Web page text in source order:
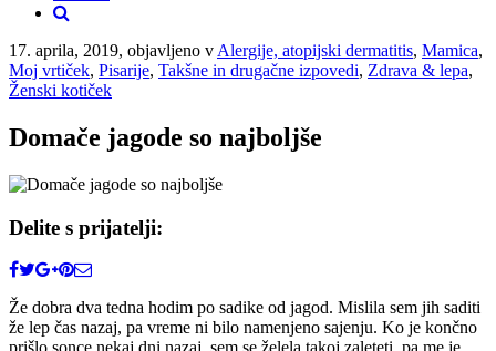
17. aprila, 2019, objavljeno v Alergije, atopijski dermatitis, Mamica,
Moj vrtiček, Pisarije, Takšne in drugačne izpovedi, Zdrava & lepa,
Ženski kotiček
Domače jagode so najboljše
Delite s prijatelji:
Že dobra dva tedna hodim po sadike od jagod. Mislila sem jih saditi
že lep čas nazaj, pa vreme ni bilo namenjeno sajenju. Ko je končno